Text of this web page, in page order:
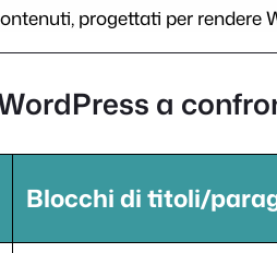
progettati per rendere
a
Blocchi di titoli/